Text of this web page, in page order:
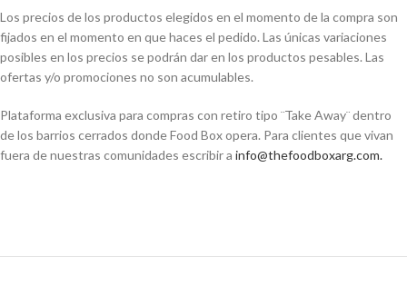
Los precios de los productos elegidos en el momento de la compra son
fijados en el momento en que haces el pedido. Las únicas variaciones
posibles en los precios se podrán dar en los productos pesables. Las
ofertas y/o promociones no son acumulables.
Plataforma exclusiva para compras con retiro tipo ¨Take Away¨ dentro
de los barrios cerrados donde Food Box opera. Para clientes que vivan
fuera de nuestras comunidades escribir a info@thefoodboxarg.com.